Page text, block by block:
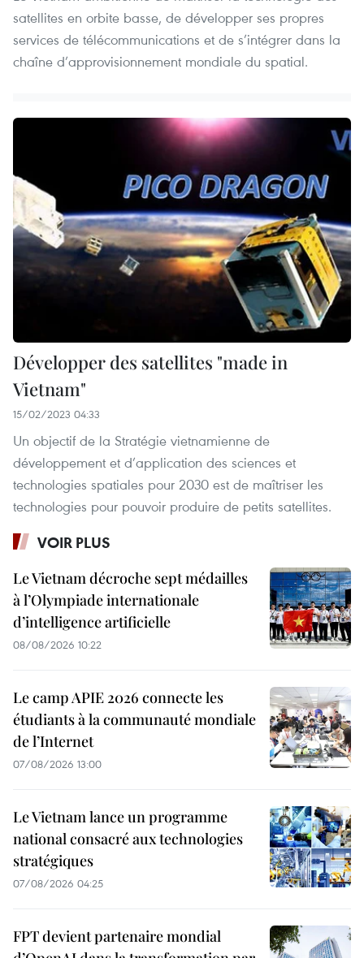
satellites en orbite basse, de développer ses propres
services de télécommunications et de s’intégrer dans la
chaîne d’approvisionnement mondiale du spatial.
Développer des satellites "made in
Vietnam"
15/02/2023 04:33
Un objectif de la Stratégie vietnamienne de
développement et d’application des sciences et
technologies spatiales pour 2030 est de maîtriser les
technologies pour pouvoir produire de petits satellites.
VOIR PLUS
Le Vietnam décroche sept médailles
à l’Olympiade internationale
d’intelligence artificielle
08/08/2026 10:22
Le camp APIE 2026 connecte les
étudiants à la communauté mondiale
de l’Internet
07/08/2026 13:00
Le Vietnam lance un programme
national consacré aux technologies
stratégiques
07/08/2026 04:25
FPT devient partenaire mondial